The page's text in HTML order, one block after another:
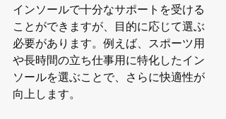
インソールで十分なサポートを受ける
ことができますが、目的に応じて選ぶ
必要があります。例えば、スポーツ用
や長時間の立ち仕事用に特化したイン
ソールを選ぶことで、さらに快適性が
向上します。